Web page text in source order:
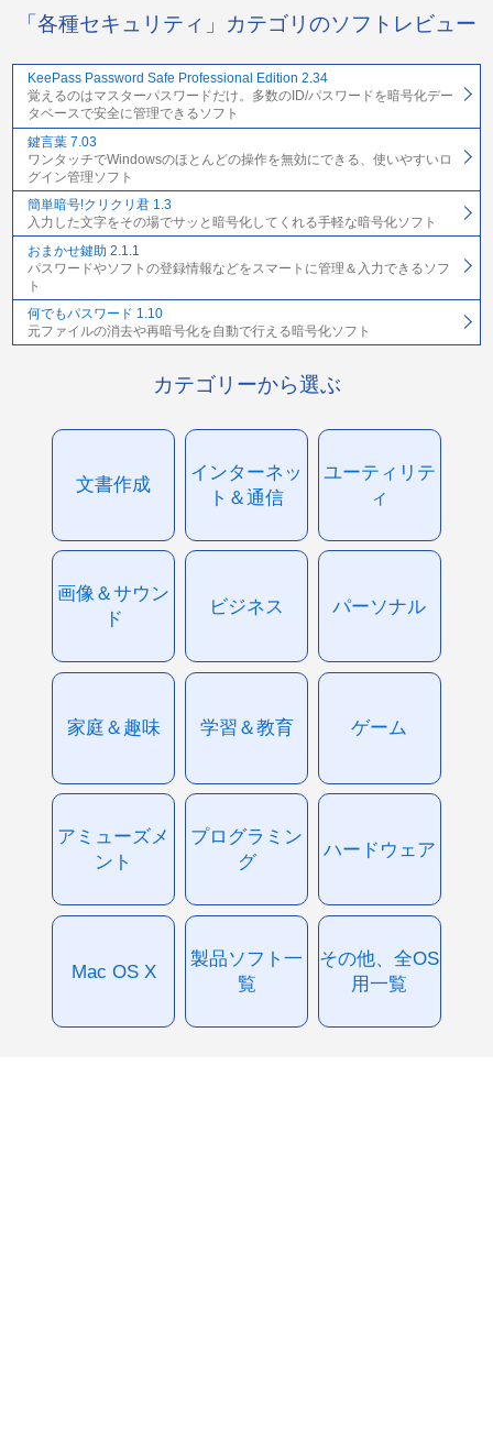
「各種セキュリティ」カテゴリのソフトレビュー
KeePass Password Safe Professional Edition 2.34
覚えるのはマスターパスワードだけ。多数のID/パスワードを暗号化デー
タベースで安全に管理できるソフト
鍵言葉 7.03
ワンタッチでWindowsのほとんどの操作を無効にできる、使いやすいロ
グイン管理ソフト
簡単暗号!クリクリ君 1.3
入力した文字をその場でサッと暗号化してくれる手軽な暗号化ソフト
おまかせ鍵助 2.1.1
パスワードやソフトの登録情報などをスマートに管理＆入力できるソフ
ト
何でもパスワード 1.10
元ファイルの消去や再暗号化を自動で行える暗号化ソフト
カテゴリーから選ぶ
文書作成
インターネッ
ト＆通信
ユーティリテ
ィ
画像＆サウン
ド
ビジネス パーソナル
家庭＆趣味 学習＆教育 ゲーム
アミューズメ
ント
プログラミン
グ
ハードウェア
Mac OS X
製品ソフト一
覧
その他、全OS
用一覧